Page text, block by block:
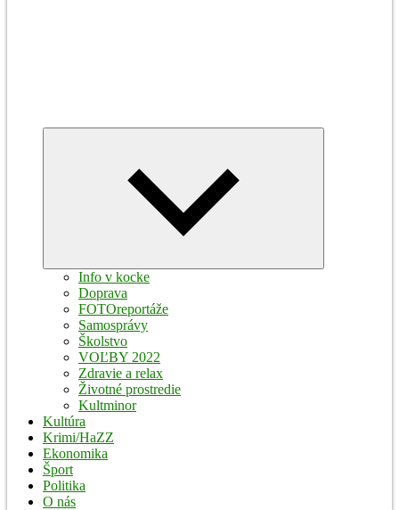
Info v kocke
Doprava
FOTOreportáže
Samosprávy
Školstvo
VOĽBY 2022
Zdravie a relax
Životné prostredie
Kultminor
Kultúra
Krimi/HaZZ
Ekonomika
Šport
Politika
O nás